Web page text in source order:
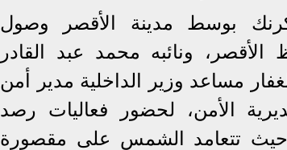
بوسط مدينة الأقصر وصول
ونائبه محمد عبد القادر
مساعد وزير الداخلية مدير أمن
الأمن، لحضور فعاليات رصد
حيث تتعامد الشمس على مقصورة